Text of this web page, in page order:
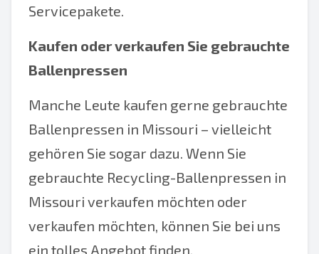
Servicepakete.
Kaufen oder verkaufen Sie gebrauchte
Ballenpressen
Manche Leute kaufen gerne gebrauchte
Ballenpressen in Missouri – vielleicht
gehören Sie sogar dazu. Wenn Sie
gebrauchte Recycling-Ballenpressen in
Missouri verkaufen möchten oder
verkaufen möchten, können Sie bei uns
ein tolles Angebot finden.